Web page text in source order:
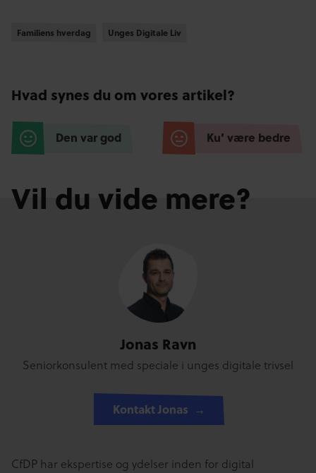
Familiens hverdag
Familiens hverdag Unges Digitale Liv
Unges Digitale Liv
Hvad synes du om vores artikel?
Den var god Ku’ være bedre
Vil du vide mere?
Jonas Ravn
Seniorkonsulent med speciale i unges digitale trivsel
Kontakt Jonas
CfDP har ekspertise og ydelser inden for digital